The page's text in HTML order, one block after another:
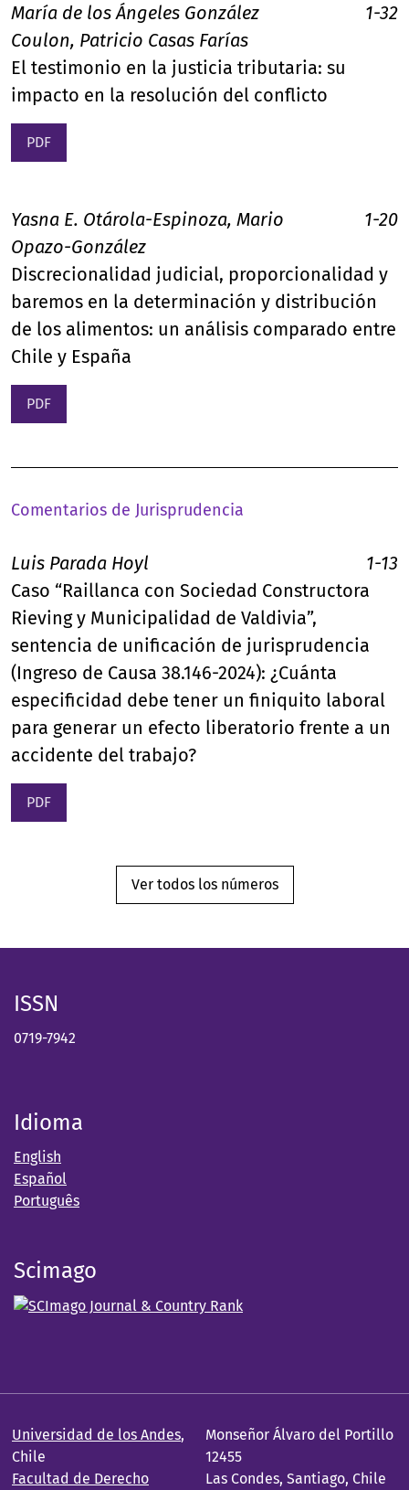
María de los Ángeles González
Coulon, Patricio Casas Farías
1-32
El testimonio en la justicia tributaria: su
impacto en la resolución del conflicto
PDF
Yasna E. Otárola-Espinoza, Mario
Opazo-González
1-20
Discrecionalidad judicial, proporcionalidad y
baremos en la determinación y distribución
de los alimentos: un análisis comparado entre
Chile y España
PDF
Comentarios de Jurisprudencia
Luis Parada Hoyl
1-13
Caso “Raillanca con Sociedad Constructora
Rieving y Municipalidad de Valdivia”,
sentencia de unificación de jurisprudencia
(Ingreso de Causa 38.146-2024): ¿Cuánta
especificidad debe tener un finiquito laboral
para generar un efecto liberatorio frente a un
accidente del trabajo?
PDF
Ver todos los números
ISSN
0719-7942
Idioma
English
Español
Português
Scimago
Universidad de los Andes,
Chile
Facultad de Derecho
Monseñor Álvaro del Portillo
12455
Las Condes, Santiago, Chile